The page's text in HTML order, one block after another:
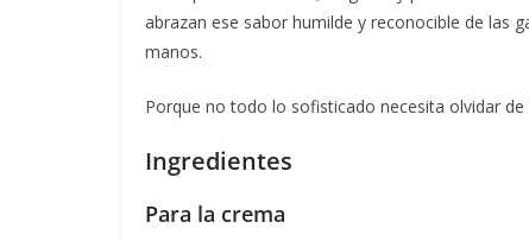
abrazan ese sabor humilde y reconocible de las
manos.
Porque no todo lo sofisticado necesita olvidar de
Ingredientes
Para la crema